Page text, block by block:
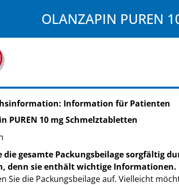
OLANZAPIN PUREN
Information für Patienten
PUREN 10 mg Schmelztabletten
die gesamte Packungsbeilage sorgfältig
denn sie enthält wichtige Informationen.
Sie die Packungsbeilage auf. Vielleicht